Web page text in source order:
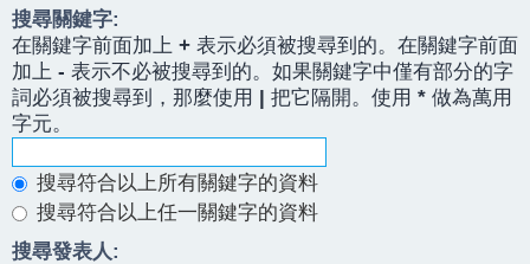
搜尋關鍵字:
在關鍵字前面加上 + 表示必須被搜尋到的。在關鍵字前面
加上 - 表示不必被搜尋到的。如果關鍵字中僅有部分的字
詞必須被搜尋到，那麼使用 | 把它隔開。使用 * 做為萬用
字元。
搜尋符合以上所有關鍵字的資料
搜尋符合以上任一關鍵字的資料
搜尋發表人: